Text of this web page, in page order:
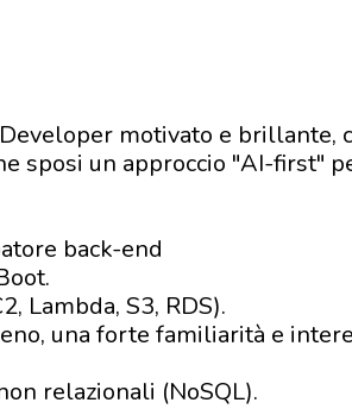
motivato e brillante,
sposi un approccio "AI-first"
back-end
Lambda, S3, RDS).
una forte familiarità e
relazionali (NoSQL).